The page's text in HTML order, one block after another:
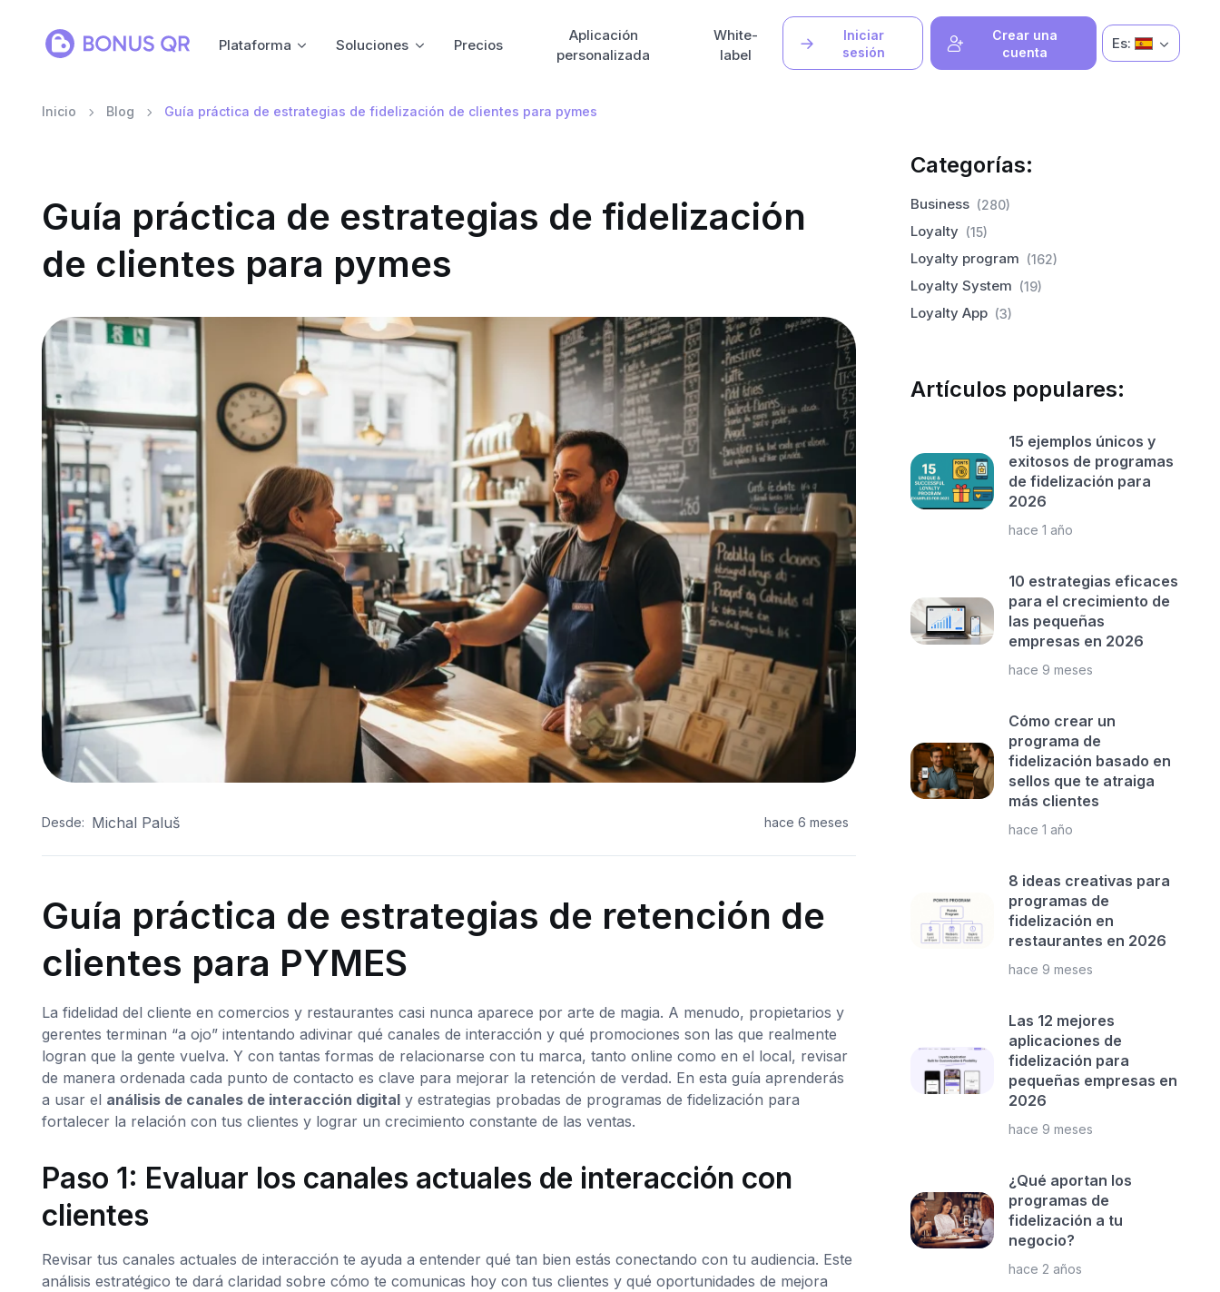
Iniciar
sesión
Crear una
cuenta
Plataforma Soluciones Precios
Aplicación
personalizada
White-
label
Es:
Inicio Blog Guía práctica de estrategias de fidelización de clientes para pymes
Guía práctica de estrategias de fidelización
de clientes para pymes
Desde: Michal Paluš hace 6 meses
Guía práctica de estrategias de retención de
clientes para PYMES
La fidelidad del cliente en comercios y restaurantes casi nunca aparece por arte de magia. A menudo, propietarios y
gerentes terminan “a ojo” intentando adivinar qué canales de interacción y qué promociones son las que realmente
logran que la gente vuelva. Y con tantas formas de relacionarse con tu marca, tanto online como en el local, revisar
de manera ordenada cada punto de contacto es clave para mejorar la retención de verdad. En esta guía aprenderás
a usar el análisis de canales de interacción digitaly estrategias probadas de programas de fidelización para
fortalecer la relación con tus clientes y lograr un crecimiento constante de las ventas.
Paso 1: Evaluar los canales actuales de interacción con
clientes
Revisar tus canales actuales de interacción te ayuda a entender qué tan bien estás conectando con tu audiencia. Este
análisis estratégico te dará claridad sobre cómo te comunicas hoy con tus clientes y qué oportunidades de mejora
Categorías:
Business (280)
Loyalty (15)
Loyalty program (162)
Loyalty System (19)
Loyalty App (3)
Artículos populares:
15 ejemplos únicos y
exitosos de programas
de fidelización para
2026
hace 1 año
10 estrategias eficaces
para el crecimiento de
las pequeñas
empresas en 2026
hace 9 meses
Cómo crear un
programa de
fidelización basado en
sellos que te atraiga
más clientes
hace 1 año
8 ideas creativas para
programas de
fidelización en
restaurantes en 2026
hace 9 meses
Las 12 mejores
aplicaciones de
fidelización para
pequeñas empresas en
2026
hace 9 meses
¿Qué aportan los
programas de
fidelización a tu
negocio?
hace 2 años